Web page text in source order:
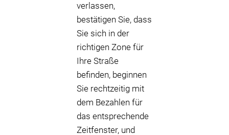
verlassen,
bestätigen Sie, dass
Sie sich in der
richtigen Zone für
Ihre Straße
befinden, beginnen
Sie rechtzeitig mit
dem Bezahlen für
das entsprechende
Zeitfenster, und